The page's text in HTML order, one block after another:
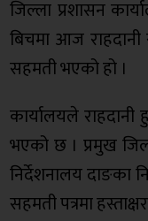
जिल्ला प्रशासन
बिचमा आज
सहमती भएको हो ।
कार्यालयले
भएको छ । प्रमुख
निर्देशनालय दाङका
सहमती पत्रमा